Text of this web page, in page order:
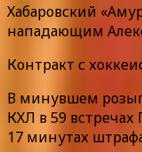
Хабаровский
нападающим
Контракт с
В минувшем
КХЛ в 59 встречах
17 минутах